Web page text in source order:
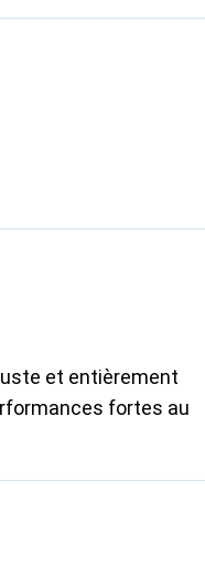
et entièrement
fortes au